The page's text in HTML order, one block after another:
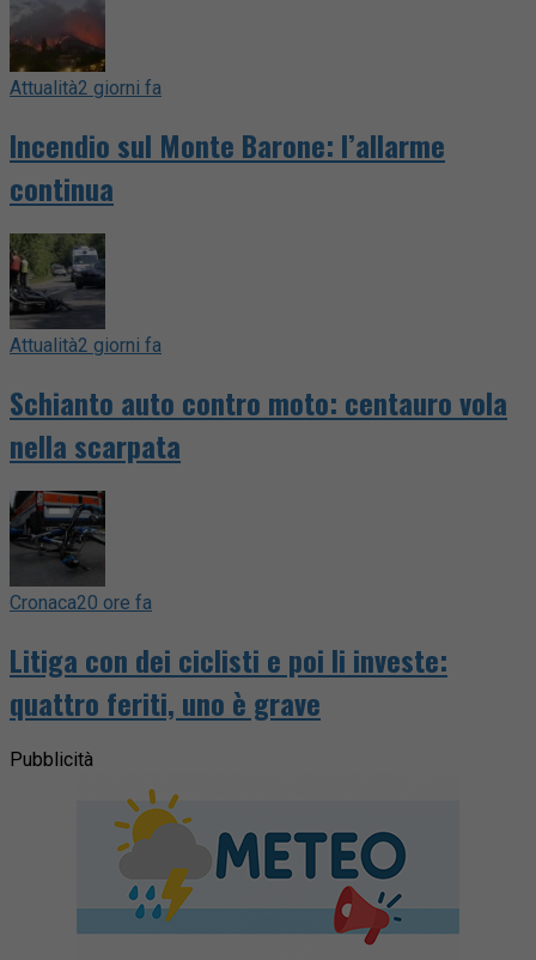
Attualità2 giorni fa
Incendio sul Monte Barone: l’allarme
continua
Attualità2 giorni fa
Schianto auto contro moto: centauro vola
nella scarpata
Cronaca20 ore fa
Litiga con dei ciclisti e poi li investe:
quattro feriti, uno è grave
Pubblicità